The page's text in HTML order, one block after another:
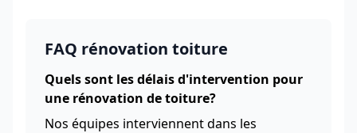
FAQ rénovation toiture
Quels sont les délais d'intervention pour
une rénovation de toiture?
Nos équipes interviennent dans les